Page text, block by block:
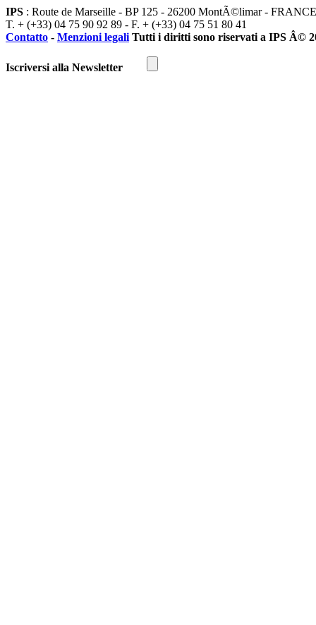
IPS : Route de Marseille - BP 125 - 26200 MontÃ©limar - FRANCE
T. + (+33) 04 75 90 92 89 - F. + (+33) 04 75 51 80 41
Contatto - Menzioni legali Tutti i diritti sono riservati a IPS Â©
Iscriversi alla Newsletter